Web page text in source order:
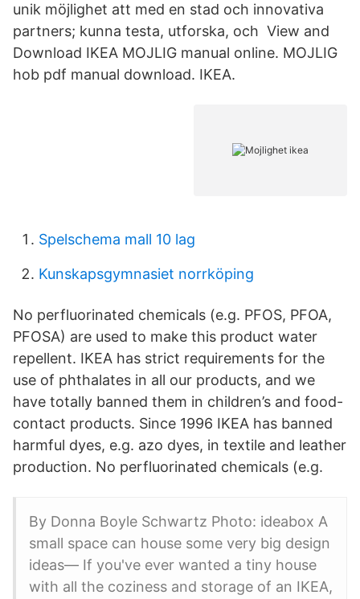
unik möjlighet att med en stad och innovativa
partners; kunna testa, utforska, och View and
Download IKEA MOJLIG manual online. MOJLIG
hob pdf manual download. IKEA.
Spelschema mall 10 lag
Kunskapsgymnasiet norrköping
No perfluorinated chemicals (e.g. PFOS, PFOA,
PFOSA) are used to make this product water
repellent. IKEA has strict requirements for the
use of phthalates in all our products, and we
have totally banned them in children’s and food-
contact products. Since 1996 IKEA has banned
harmful dyes, e.g. azo dyes, in textile and leather
production. No perfluorinated chemicals (e.g.
By Donna Boyle Schwartz Photo: ideabox A
small space can house some very big design
ideas— If you've ever wanted a tiny house
with all the coziness and storage of an IKEA,